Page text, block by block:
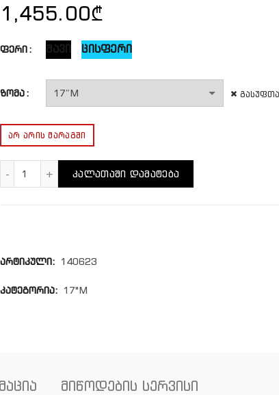
1,455.00₾
ფერი შავი ცისფერი
ზომა
ᲐᲠ ᲐᲠᲘᲡ ᲛᲐᲠᲐᲒᲨᲘ
ᲙᲐᲚᲐᲗᲐᲨᲘ ᲓᲐᲛᲐᲢᲔᲑᲐ
არტიკული: 140623
კატეგორია: 17"M
მიწოდების სერვისი